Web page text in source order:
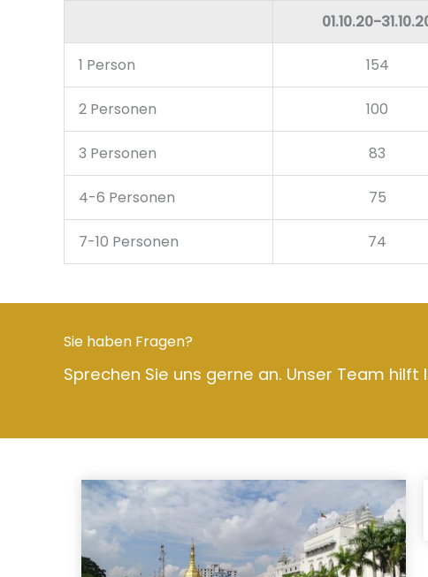
01.10.20-
1 Person 154
2 Personen 100
3 Personen 83
4-6 Personen 75
7-10 Personen 74
Sie haben Fragen?
Sprechen Sie uns gerne an. Unser Team hilft